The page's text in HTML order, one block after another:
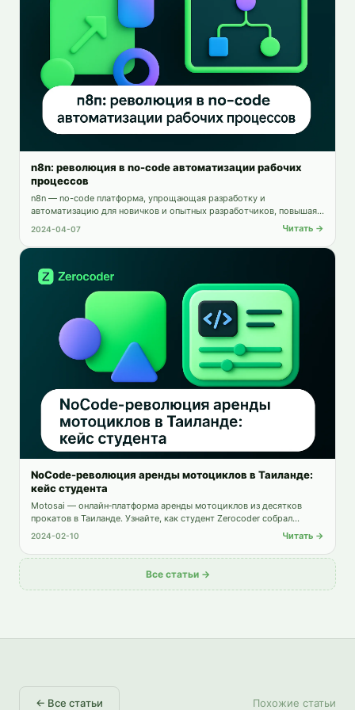
n8n: революция в no-code автоматизации рабочих
процессов
n8n — no-code платформа, упрощающая разработку и
автоматизацию для новичков и опытных разработчиков, повышая
продуктивность и ускоряя создание приложений.
2024-04-07 Читать →
NoCode-революция аренды мотоциклов в Таиланде:
кейс студента
Motosai — онлайн‑платформа аренды мотоциклов из десятков
прокатов в Таиланде. Узнайте, как студент Zerocoder собрал
сервис на NoCode — от Bubble и Figma до PromptPay и PWA.
2024-02-10 Читать →
Все статьи →
← Все статьи Похожие статьи